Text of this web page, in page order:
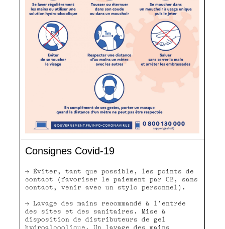
Consignes Covid-19
Éviter, tant que possible, les points de
contact (favoriser le paiement par CB, sans
contact, venir avec un stylo personnel).
Lavage des mains recommandé à l’entrée
des sites et des sanitaires. Mise à
disposition de distributeurs de gel
hydroalcoolique. Un lavage des mains